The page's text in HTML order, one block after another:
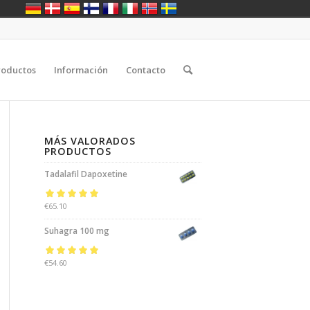
Información Contacto
MÁS VALORADOS
PRODUCTOS
Tadalafil Dapoxetine
Rated
of 5
€65.10
Suhagra 100 mg
Rated
€54.60